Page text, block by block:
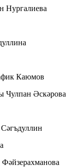
Нургалиева
Каюмов
Чулпан Әскәрова